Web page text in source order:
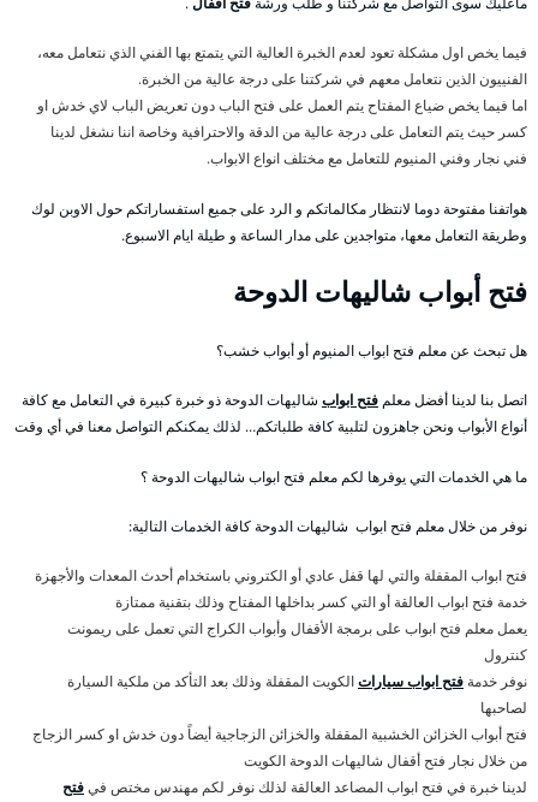
فيما يخص اول مشكلة تعود لعدم الخبرة العالية التي يتمتع بها الفني الذي نتعامل معه،
الفنييون الذين نتعامل معهم في شركتنا على درجة عالية من الخبرة.
اما فيما يخص ضياع المفتاح يتم العمل على فتح الباب دون تعريض الباب لاي خدش او
كسر حيث يتم التعامل على درجة عالية من الدقة والاحترافية وخاصة اننا نشغل لدينا
فني نجار وفني المنيوم للتعامل مع مختلف انواع الابواب.
هواتفنا مفتوحة دوما لانتظار مكالماتكم و الرد على جميع استفساراتكم حول الاوبن لوك
وطريقة التعامل معها، متواجدين على مدار الساعة و طيلة ايام الاسبوع.
فتح أبواب شاليهات الدوحة
هل تبحث عن معلم فتح ابواب المنيوم أو أبواب خشب؟
اتصل بنا لدينا أفضل معلمفتح ابواب شاليهات الدوحة ذو خبرة كبيرة في التعامل مع كافة
أنواع الأبواب ونحن جاهزون لتلبية كافة طلباتكم… لذلك يمكنكم التواصل معنا في أي وقت
ما هي الخدمات التي يوفرها لكم معلم فتح ابواب شاليهات الدوحة ؟
نوفر من خلال معلم فتح ابواب شاليهات الدوحة كافة الخدمات التالية:
فتح ابواب المقفلة والتي لها قفل عادي أو الكتروني باستخدام أحدث المعدات والأجهزة
خدمة فتح ابواب العالقة أو التي كسر بداخلها المفتاح وذلك بتقنية ممتازة
يعمل معلم فتح ابواب على برمجة الأقفال وأبواب الكراج التي تعمل على ريمونت
كنترول
نوفر خدمة فتح ابواب سياراتالكويت المقفلة وذلك بعد التأكد من ملكية السيارة
لصاحبها
فتح أبواب الخزائن الخشبية المقفلة والخزائن الزجاجية أيضاً دون خدش او كسر الزجاج
من خلال نجار فتح أقفال شاليهات الدوحة الكويت
لدينا خبرة في فتح ابواب المصاعد العالقة لذلك نوفر لكم مهندس مختص فيفتح